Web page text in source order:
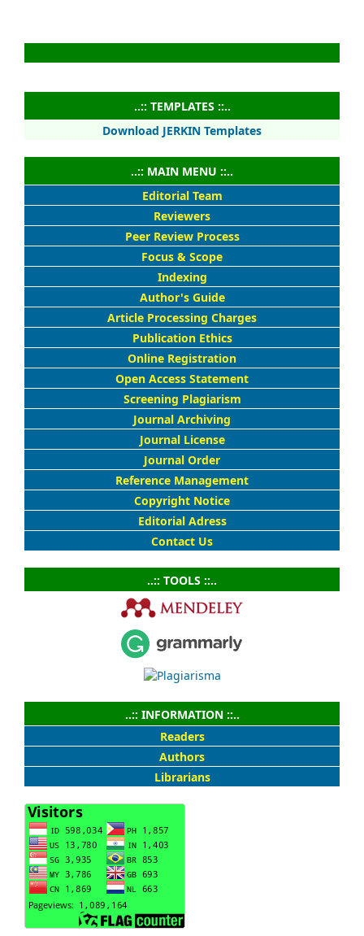
..:: TEMPLATES ::..
Download JERKIN Templates
..:: MAIN MENU ::..
Editorial Team
Reviewers
Peer Review Process
Focus & Scope
Indexing
Author's Guide
Article Processing Charges
Publication Ethics
Online Registration
Open Access Statement
Screening Plagiarism
Journal Archiving
Journal License
Journal Order
Reference Management
Copyright Notice
Editorial Adress
Contact Us
..:: TOOLS ::..
..:: INFORMATION ::..
Readers
Authors
Librarians